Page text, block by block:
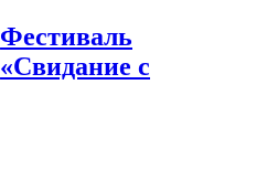
Фестиваль
«Свидание с